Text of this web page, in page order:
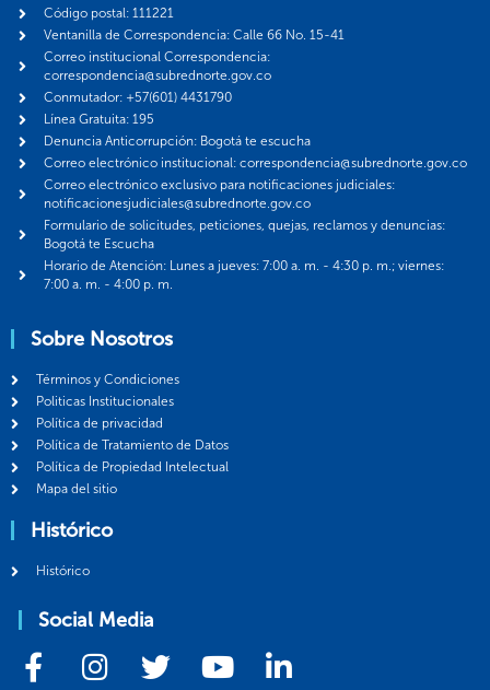
Código postal: 111221
Ventanilla de Correspondencia: Calle 66 No. 15-41
Correo institucional Correspondencia:
correspondencia@subrednorte.gov.co
Conmutador: +57(601) 4431790
Línea Gratuita: 195
Denuncia Anticorrupción: Bogotá te escucha
Correo electrónico institucional: correspondencia@subrednorte.gov.co
Correo electrónico exclusivo para notificaciones judiciales:
notificacionesjudiciales@subrednorte.gov.co
Formulario de solicitudes, peticiones, quejas, reclamos y denuncias:
Bogotá te Escucha
Horario de Atención: Lunes a jueves: 7:00 a. m. - 4:30 p. m.; viernes:
7:00 a. m. - 4:00 p. m.
Sobre Nosotros
Términos y Condiciones
Politicas Institucionales
Política de privacidad
Política de Tratamiento de Datos
Política de Propiedad Intelectual
Mapa del sitio
Histórico
Histórico
Social Media